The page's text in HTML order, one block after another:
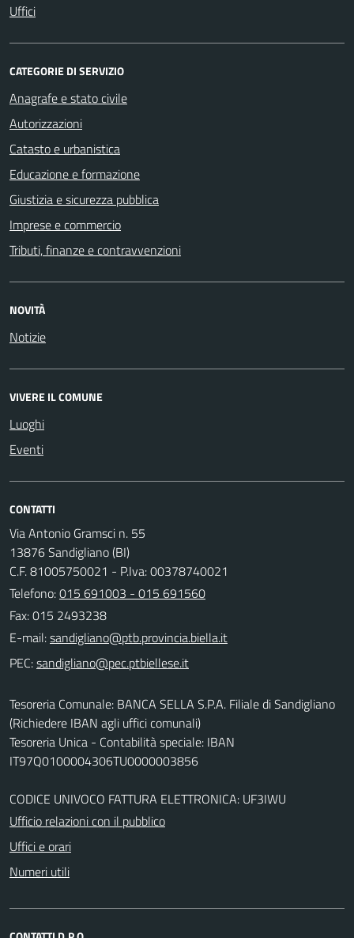
Uffici
CATEGORIE DI SERVIZIO
Anagrafe e stato civile
Autorizzazioni
Catasto e urbanistica
Educazione e formazione
Giustizia e sicurezza pubblica
Imprese e commercio
Tributi, finanze e contravvenzioni
NOVITÀ
Notizie
VIVERE IL COMUNE
Luoghi
Eventi
CONTATTI
Via Antonio Gramsci n. 55
13876 Sandigliano (BI)
C.F. 81005750021 - P.Iva: 00378740021
Telefono:015 691003 - 015 691560
Fax: 015 2493238
E-mail:
PEC:
Tesoreria Comunale: BANCA SELLA S.P.A. Filiale di Sandigliano
(Richiedere IBAN agli uffici comunali)
Tesoreria Unica - Contabilità speciale: IBAN
IT97Q0100004306TU0000003856
CODICE UNIVOCO FATTURA ELETTRONICA: UF3IWU
Ufficio relazioni con il pubblico
Uffici e orari
Numeri utili